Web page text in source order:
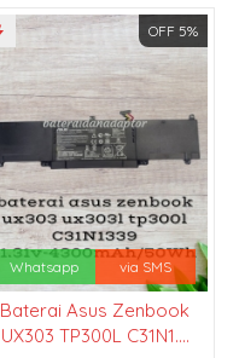
OFF 5%
Whatsapp via SMS
Baterai Asus Zenbook
UX303 TP300L C31N1....